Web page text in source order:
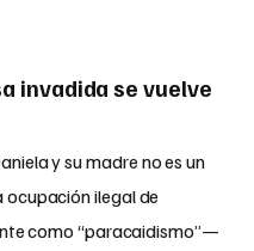
invadida se vuelve
y su madre no es un
ocupación ilegal de
como “paracaidismo”—